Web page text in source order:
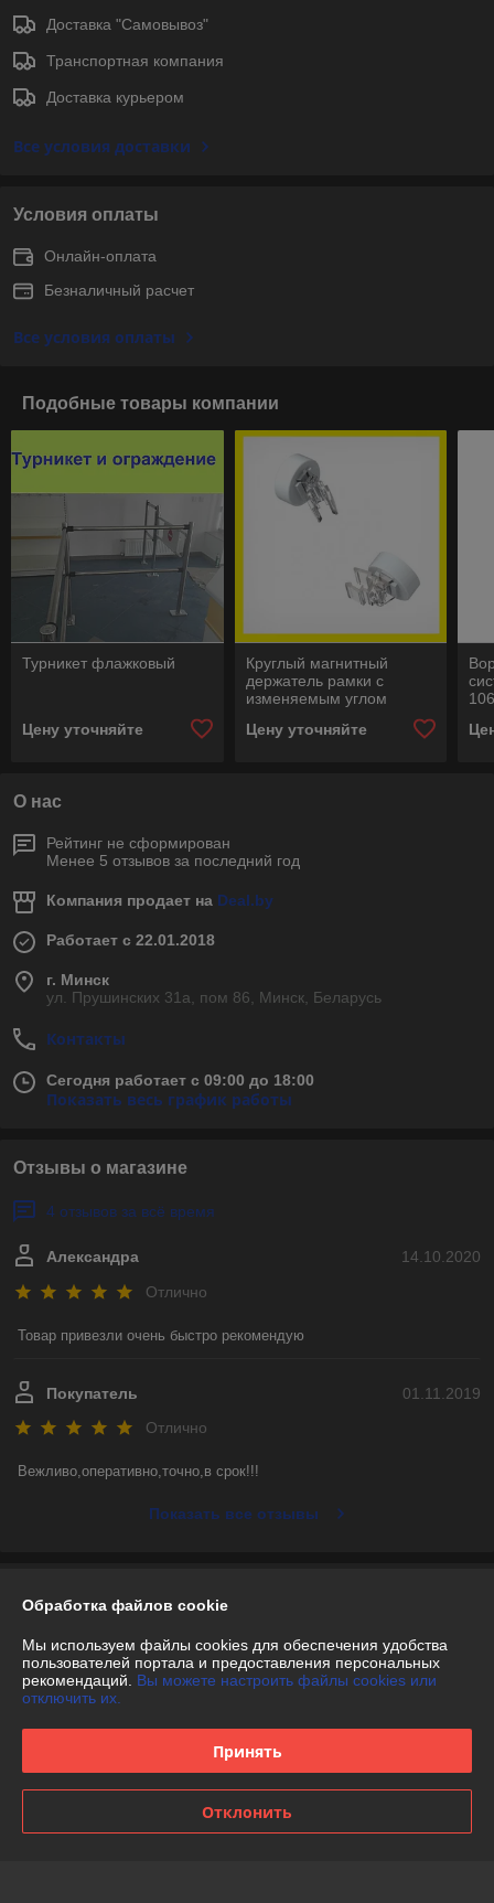
Доставка "Самовывоз"
Транспортная компания
Доставка курьером
Все условия доставки
Условия оплаты
Онлайн-оплата
Безналичный расчет
Все условия оплаты
Подобные товары компании
Турникет флажковый
Цену уточняйте
Круглый магнитный
держатель рамки с
изменяемым углом
Цену уточняйте
О нас
Рейтинг не сформирован
Менее 5 отзывов за последний год
Компания продает на Deal.by
Работает с 22.01.2018
г. Минск
ул. Прушинских 31а, пом 86, Минск, Беларусь
Контакты
Сегодня работает с 09:00 до 18:00
Показать весь график работы
Отзывы о магазине
4 отзывов за всё время
14.10.2020
Александра
Отлично
Товар привезли очень быстро рекомендую
01.11.2019
Покупатель
Отлично
Вежливо,оперативно,точно,в срок!!!
Показать все отзывы
Контакты
Доставка и оплата
Полная версия сайта
Обработка файлов cookie
Мы используем файлы cookies для обеспечения удобства
пользователей портала и предоставления персональных
рекомендаций. Вы можете настроить файлы cookies или
отключить их.
Принять
Отклонить